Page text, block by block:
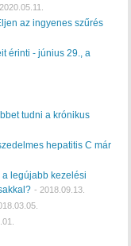
2020.05.11.
az ingyenes szűrés
érinti - június 29., a
tudni a krónikus
hepatitis C már
legújabb kezelési
- 2018.09.13.